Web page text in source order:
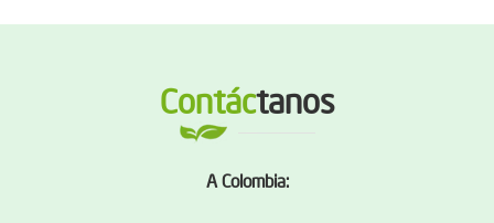
Contáctanos
A Colombia: